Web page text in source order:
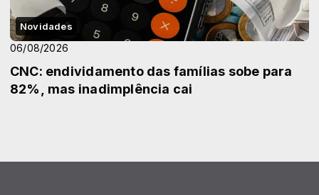
Novidades
06/08/2026
CNC: endividamento das famílias sobe para
82%, mas inadimplência cai